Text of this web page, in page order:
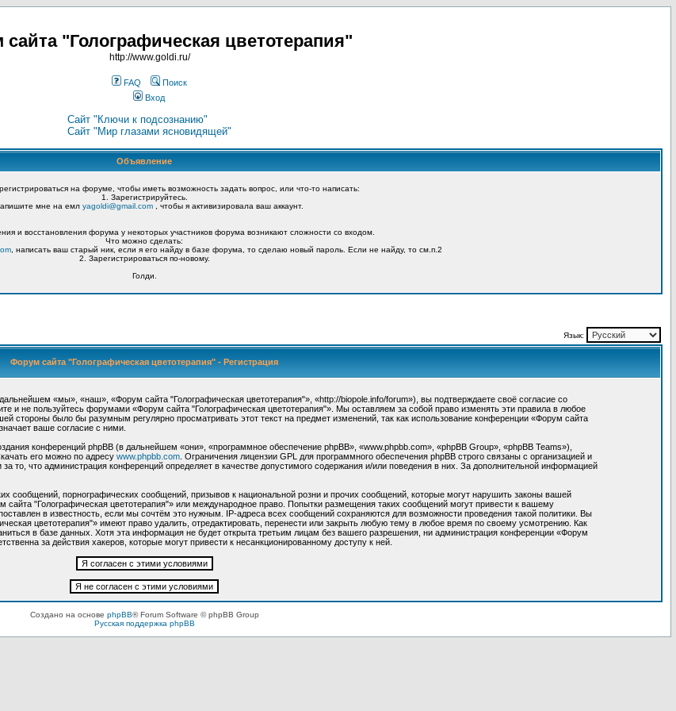
"Голографическая цветотерапия"
http://www.goldi.ru/
FAQ
Поиск
Вход
Сайт "Ключи к подсознанию"
Сайт "Мир глазами ясновидящей"
Объявление
на форуме, чтобы иметь возможность задать вопрос, или что-то написать:
1. Зарегистрируйтесь.
мне на емл yagoldi@gmail.com , чтобы я активизировала ваш аккаунт.
и восстановления форума у некоторых участников форума возникают сложности со входом.
Что можно сделать:
, написать ваш старый ник, если я его найду в базе форума, то сделаю новый пароль. Если не найду, то см.п.2
2. Зарегистрироваться по-новому.
Голди.
Язык:
Форум сайта "Голографическая цветотерапия" - Регистрация
«мы», «наш», «Форум сайта "Голографическая цветотерапия"», «http://biopole.info/forum»), вы подтверждаете своё согласие со
и не пользуйтесь форумами «Форум сайта "Голографическая цветотерапия"». Мы оставляем за собой право изменять эти правила в любое
стороны было бы разумным регулярно просматривать этот текст на предмет изменений, так как использование конференции «Форум сайта
ваше согласие с ними.
конференций phpBB (в дальнейшем «они», «программное обеспечение phpBB», «www.phpbb.com», «phpBB Group», «phpBB Teams»),
его можно по адресу www.phpbb.com . Ограничения лицензии GPL для программного обеспечения phpBB строго связаны с организацией и
то, что администрация конференций определяет в качестве допустимого содержания и/или поведения в них. За дополнительной информацией
сообщений, порнографических сообщений, призывов к национальной розни и прочих сообщений, которые могут нарушить законы вашей
сайта "Голографическая цветотерапия"» или международное право. Попытки размещения таких сообщений могут привести к вашему
в известность, если мы сочтём это нужным. IP-адреса всех сообщений сохраняются для возможности проведения такой политики. Вы
цветотерапия"» имеют право удалить, отредактировать, перенести или закрыть любую тему в любое время по своему усмотрению. Как
в базе данных. Хотя эта информация не будет открыта третьим лицам без вашего разрешения, ни администрация конференции «Форум
за действия хакеров, которые могут привести к несанкционированному доступу к ней.
Создано на основе phpBB® Forum Software © phpBB Group
Русская поддержка phpBB